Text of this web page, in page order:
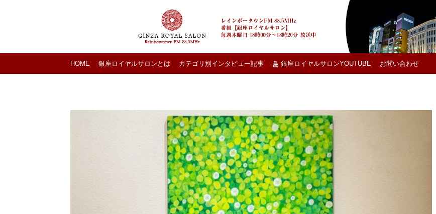
HOME 銀座ロイヤルサロンとは カテゴリ別インタビュー記事 銀座ロイヤルサロンYOUTUBE お問い合わせ